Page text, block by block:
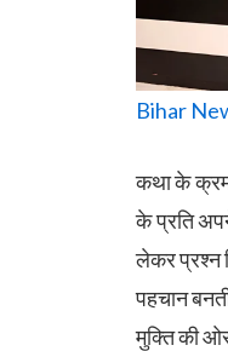
Bihar
कथा के क्रम
के प्रति
लेकर प्रश्न
पहचान
मुक्ति की